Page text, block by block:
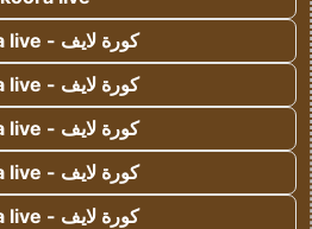
كورة لايف - koora live
كورة لايف - koora live
كورة لايف - koora live
كورة لايف - koora live
كورة لايف - koora live